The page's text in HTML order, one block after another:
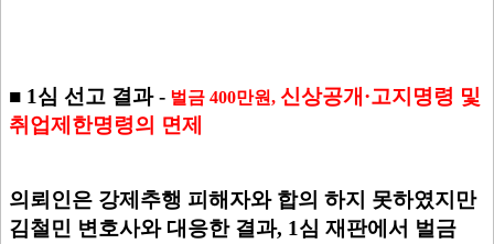
■ 1심 선고 결과 - 벌금 400만원, 신상공개·고지명령 및
취업제한명령의 면제
의뢰인은 강제추행 피해자와 합의 하지 못하였지만
김철민 변호사와 대응한 결과, 1심 재판에서 벌금